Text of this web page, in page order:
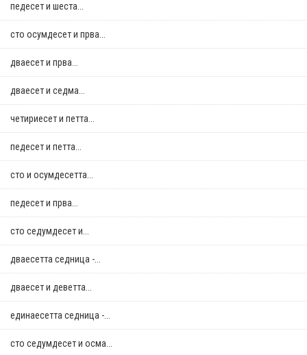
педесет и шеста...
сто осумдесет и прва...
дваесет и прва...
дваесет и седма...
четириесет и петта...
педесет и петта...
сто и осумдесетта...
педесет и прва...
сто седумдесет и...
дваесетта седница -...
дваесет и деветта...
единаесетта седница -...
сто седумдесет и осма...